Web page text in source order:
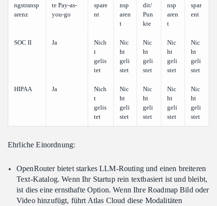
ngstransp
arenz
te Pay-as-
you-go
spare
nt
nsp
aren
t
dit/
Pun
kte
nsp
aren
t
spar
ent
SOC II Ja
Nich
t
gelis
tet
Nic
ht
geli
stet
Nic
ht
geli
stet
Nic
ht
geli
stet
Nic
ht
geli
stet
HIPAA Ja
Nich
t
gelis
tet
Nic
ht
geli
stet
Nic
ht
geli
stet
Nic
ht
geli
stet
Nic
ht
geli
stet
Ehrliche Einordnung:
OpenRouter bietet starkes LLM-Routing und einen breiteren
Text-Katalog. Wenn Ihr Startup rein textbasiert ist und bleibt,
ist dies eine ernsthafte Option. Wenn Ihre Roadmap Bild oder
Video hinzufügt, führt Atlas Cloud diese Modalitäten